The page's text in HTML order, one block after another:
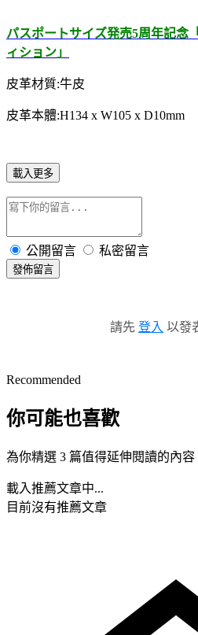
パスポートサイズ発売5周年記念
ィション」
皮革材質:牛皮
皮革本體:H134 x W105 x D10mm
載入更多
公開留言 私密留言
發佈留言
請先 登入 以發
Recommended
你可能也喜歡
為你精選 3 篇值得延伸閱讀的內容
載入推薦文章中...
目前沒有推薦文章